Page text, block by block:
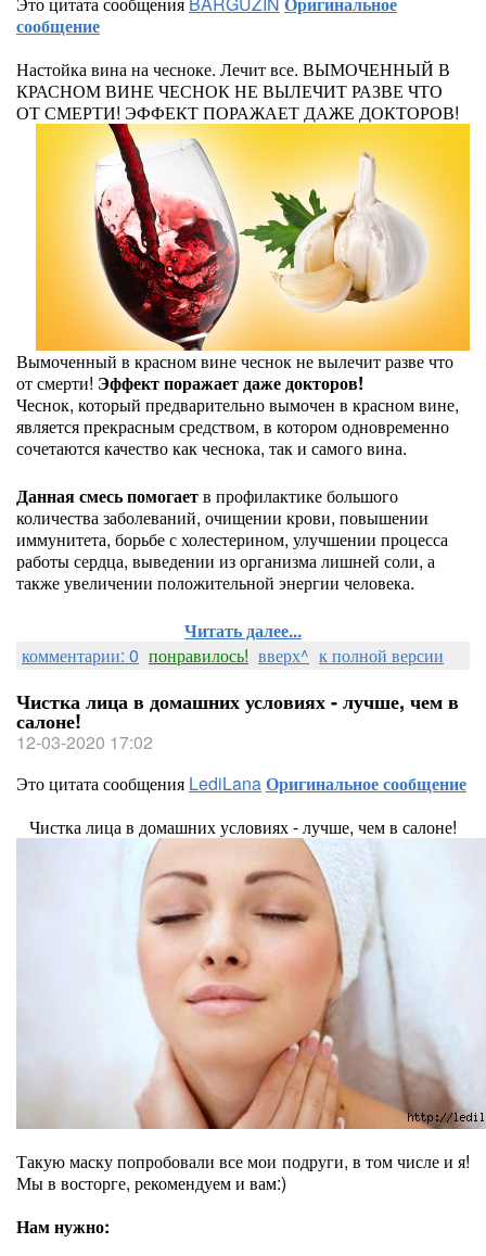
сообщение
Настойка вина на чесноке. Лечит все. ВЫМОЧЕННЫЙ В
КРАСНОМ ВИНЕ ЧЕСНОК НЕ ВЫЛЕЧИТ РАЗВЕ ЧТО
ОТ СМЕРТИ! ЭФФЕКТ ПОРАЖАЕТ ДАЖЕ ДОКТОРОВ!
Вымоченный в красном вине чеснок не вылечит разве что
от смерти! Эффект поражает даже докторов!
Чеснок, который предварительно вымочен в красном вине,
является прекрасным средством, в котором одновременно
сочетаются качество как чеснока, так и самого вина.
Данная смесь помогаетв профилактике большого
количества заболеваний, очищении крови, повышении
иммунитета, борьбе с холестерином, улучшении процесса
работы сердца, выведении из организма лишней соли, а
также увеличении положительной энергии человека.
Читать далее...
комментарии: 0 понравилось! вверх^ к полной версии
Чистка лица в домашних условиях - лучше, чем в
салоне!
12-03-2020 17:02
Это цитата сообщения LediLanaОригинальное сообщение
Чистка лица в домашних условиях - лучше, чем в салоне!
Такую маску попробовали все мои подруги, в том числе и я!
Мы в восторге, рекомендуем и вам:)
Нам нужно: